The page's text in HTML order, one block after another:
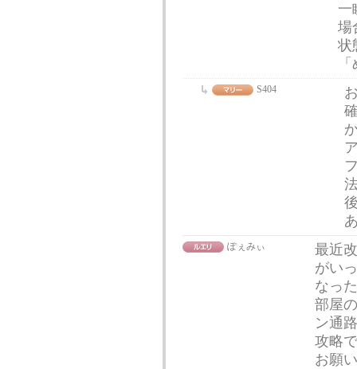
一
場
状
S404
ぽぇみぃ
最近
がい
なっ
部屋
ン通
攻略
お願